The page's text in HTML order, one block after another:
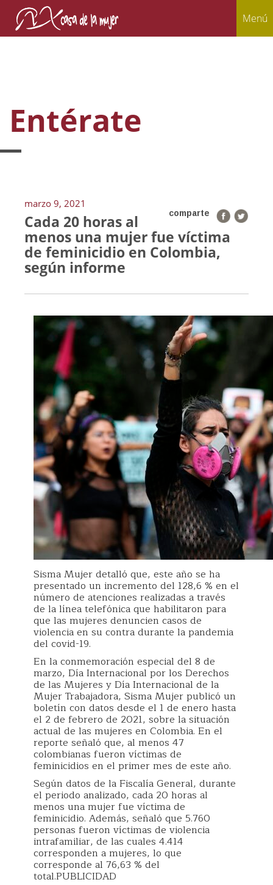
Menú
Entérate
marzo 9, 2021
comparte
Cada 20 horas al
menos una mujer fue víctima
de feminicidio en Colombia,
según informe
Sisma Mujer detalló que, este año se ha
presentado un incremento del 128,6 % en el
número de atenciones realizadas a través
de la línea telefónica que habilitaron para
que las mujeres denuncien casos de
violencia en su contra durante la pandemia
del covid-19.
En la conmemoración especial del 8 de
marzo, Día Internacional por los Derechos
de las Mujeres y Día Internacional de la
Mujer Trabajadora, Sisma Mujer publicó un
boletín con datos desde el 1 de enero hasta
el 2 de febrero de 2021, sobre la situación
actual de las mujeres en Colombia. En el
reporte señaló que, al menos 47
colombianas fueron víctimas de
feminicidios en el primer mes de este año.
Según datos de la Fiscalía General, durante
el periodo analizado, cada 20 horas al
menos una mujer fue víctima de
feminicidio. Además, señaló que 5.760
personas fueron víctimas de violencia
intrafamiliar, de las cuales 4.414
corresponden a mujeres, lo que
corresponde al 76,63 % del
total.PUBLICIDAD